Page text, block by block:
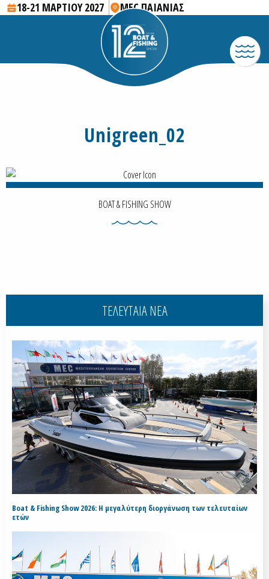
18-21 ΜΑΡΤΙΟΥ 2027 MEC ΠΑΙΑΝΙΑΣ
Unigreen_02
BOAT & FISHING SHOW
ΤΕΛΕΥΤΑΙΑ ΝΕΑ
Boat & Fishing Show 2026: Η μεγαλύτερη διοργάνωση των τελευταίων
ετών